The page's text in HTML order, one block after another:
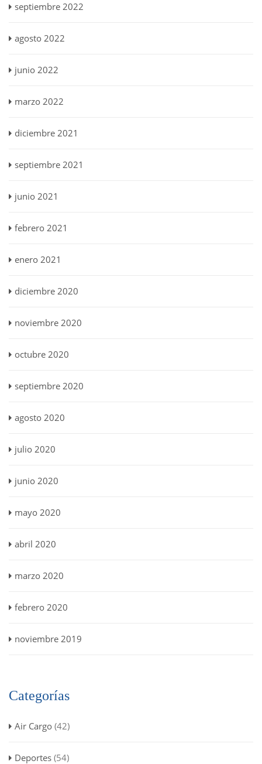
septiembre 2022
agosto 2022
junio 2022
marzo 2022
diciembre 2021
septiembre 2021
junio 2021
febrero 2021
enero 2021
diciembre 2020
noviembre 2020
octubre 2020
septiembre 2020
agosto 2020
julio 2020
junio 2020
mayo 2020
abril 2020
marzo 2020
febrero 2020
noviembre 2019
Categorías
Air Cargo (42)
Deportes (54)